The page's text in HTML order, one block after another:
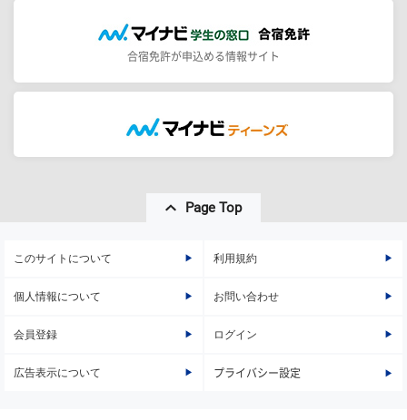
合宿免許が申込める情報サイト
Page Top
このサイトについて 利用規約
個人情報について お問い合わせ
会員登録 ログイン
広告表示について プライバシー設定